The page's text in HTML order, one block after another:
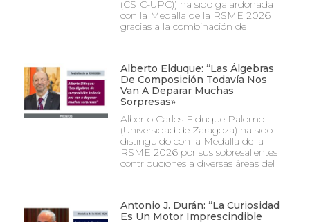
(CSIC-UPC)) ha sido galardonada
con la Medalla de la RSME 2026
gracias a la combinación de
Alberto Elduque: “Las Álgebras
De Composición Todavía Nos
Van A Deparar Muchas
Sorpresas»
Alberto Carlos Elduque Palomo
(Universidad de Zaragoza) ha sido
distinguido con la Medalla de la
RSME 2026 por sus sobresalientes
contribuciones a diversas áreas del
Antonio J. Durán: “La Curiosidad
Es Un Motor Imprescindible